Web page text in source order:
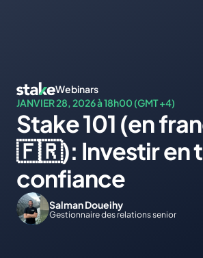
Webinars
JANVIER 28, 2026 à 18h00 (GMT +4)
Stake 101 (en
🇫🇷): Investir en
confiance
Salman Doueihy
Gestionnaire des relations senior